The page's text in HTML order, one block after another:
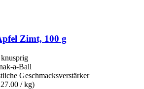
Zimt, 100 g
a-Ball
Geschmacksverstärker
/ kg)